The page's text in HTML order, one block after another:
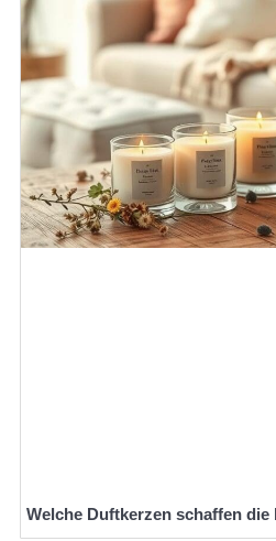
Welche Duftkerzen schaffen die